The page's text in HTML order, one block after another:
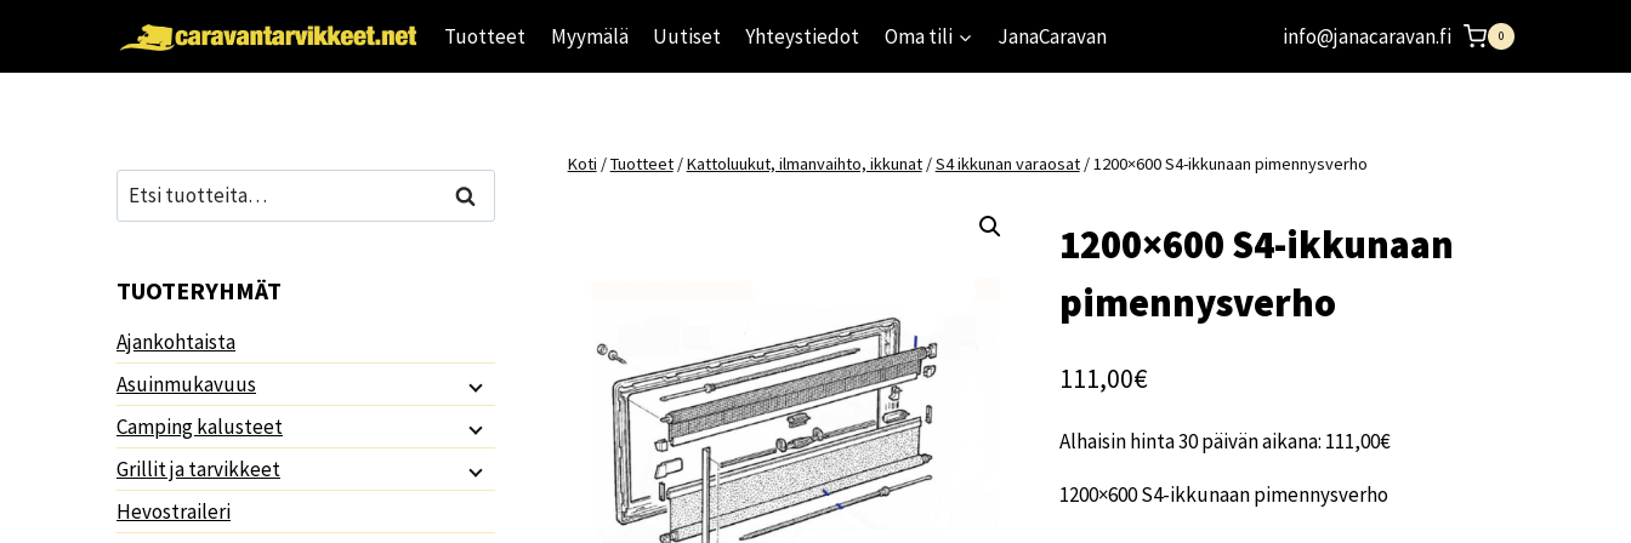
Tuotteet Myymälä Uutiset Yhteystiedot Oma tili JanaCaravan info@janacaravan.fi 0
Koti /Tuotteet /Kattoluukut, ilmanvaihto, ikkunat /S4 ikkunan varaosat /1200×600 S4-ikkunaan pimennysverho
1200×600 S4-ikkunaan
pimennysverho
111,00€
Alhaisin hinta 30 päivän aikana: 111,00€
1200×600 S4-ikkunaan pimennysverho
Etsi: Haku
TUOTERYHMÄT
Ajankohtaista
Asuinmukavuus
Camping kalusteet
Grillit ja tarvikkeet
Hevostraileri